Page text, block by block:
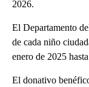
2026.
El Departamento
de cada niño
enero de 2025
El donativo